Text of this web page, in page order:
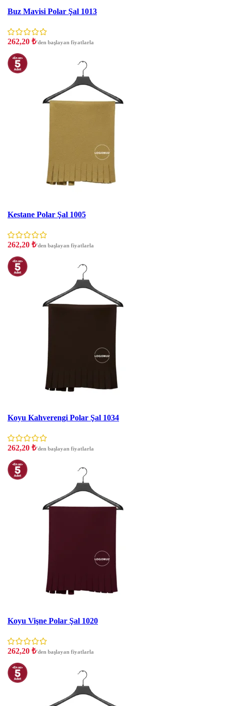
Buz Mavisi Polar Şal 1013
262,20 ₺'den başlayan fiyatlarla
Kestane Polar Şal 1005
262,20 ₺'den başlayan fiyatlarla
Koyu Kahverengi Polar Şal 1034
262,20 ₺'den başlayan fiyatlarla
Koyu Vişne Polar Şal 1020
262,20 ₺'den başlayan fiyatlarla